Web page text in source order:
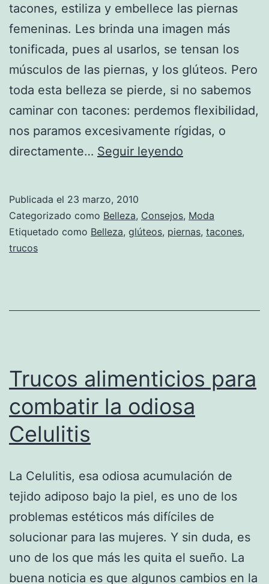
tacones, estiliza y embellece las piernas
femeninas. Les brinda una imagen más
tonificada, pues al usarlos, se tensan los
músculos de las piernas, y los glúteos. Pero
toda esta belleza se pierde, si no sabemos
caminar con tacones: perdemos flexibilidad,
nos paramos excesivamente rígidas, o
directamente… Seguir leyendo
con
tacones
Publicada el 23 marzo, 2010
Categorizado como Belleza, Consejos, Moda
Etiquetado como Belleza, glúteos, piernas, tacones,
trucos
Trucos alimenticios para
combatir la odiosa
Celulitis
La Celulitis, esa odiosa acumulación de
tejido adiposo bajo la piel, es uno de los
problemas estéticos más difíciles de
solucionar para las mujeres. Y sin duda, es
uno de los que más les quita el sueño. La
buena noticia es que algunos cambios en la